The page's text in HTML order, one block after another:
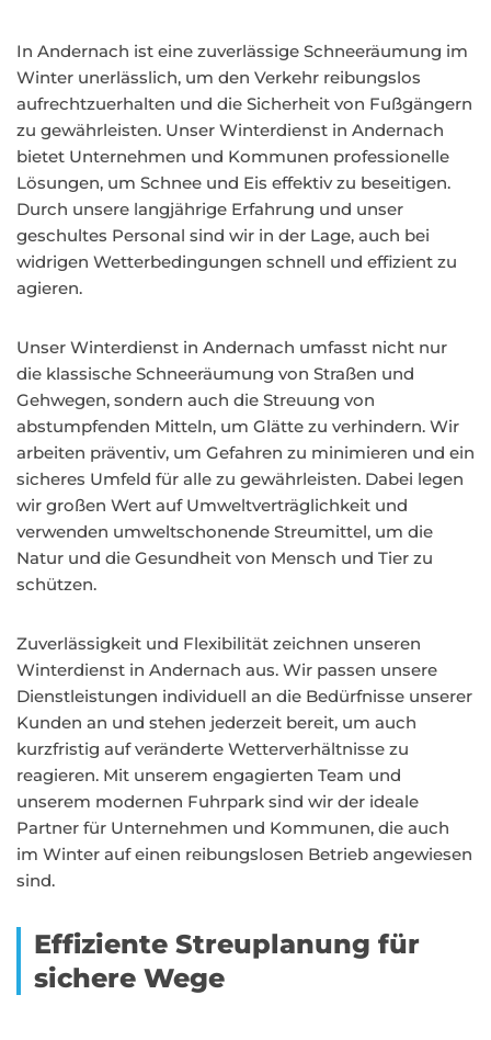
In Andernach ist eine zuverlässige Schneeräumung im
Winter unerlässlich, um den Verkehr reibungslos
aufrechtzuerhalten und die Sicherheit von Fußgängern
zu gewährleisten. Unser Winterdienst in Andernach
bietet Unternehmen und Kommunen professionelle
Lösungen, um Schnee und Eis effektiv zu beseitigen.
Durch unsere langjährige Erfahrung und unser
geschultes Personal sind wir in der Lage, auch bei
widrigen Wetterbedingungen schnell und effizient zu
agieren.
Unser Winterdienst in Andernach umfasst nicht nur
die klassische Schneeräumung von Straßen und
Gehwegen, sondern auch die Streuung von
abstumpfenden Mitteln, um Glätte zu verhindern. Wir
arbeiten präventiv, um Gefahren zu minimieren und ein
sicheres Umfeld für alle zu gewährleisten. Dabei legen
wir großen Wert auf Umweltverträglichkeit und
verwenden umweltschonende Streumittel, um die
Natur und die Gesundheit von Mensch und Tier zu
schützen.
Zuverlässigkeit und Flexibilität zeichnen unseren
Winterdienst in Andernach aus. Wir passen unsere
Dienstleistungen individuell an die Bedürfnisse unserer
Kunden an und stehen jederzeit bereit, um auch
kurzfristig auf veränderte Wetterverhältnisse zu
reagieren. Mit unserem engagierten Team und
unserem modernen Fuhrpark sind wir der ideale
Partner für Unternehmen und Kommunen, die auch
im Winter auf einen reibungslosen Betrieb angewiesen
sind.
Effiziente Streuplanung für
sichere Wege